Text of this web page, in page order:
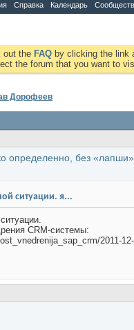
Справка Календарь
out the FAQ by clicking the link
the forum that you want to
Дорофеев
определенно, без
ситуации. я...
CRM-системы:
2011-